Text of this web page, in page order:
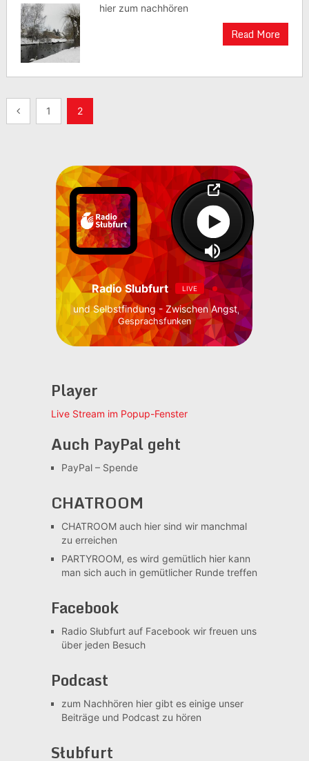
hier zum nachhören
Read More
Seitennummerierung
Beiträge
1 2
Radio Slubfurt LIVE
Solosex und Selbstfindung - Zwischen Angst, Solosex und
Gesprachsfunken
Player
Live Stream im Popup-Fenster
Auch PayPal geht
PayPal – Spende
CHATROOM
CHATROOMauch hier sind wir manchmal
zu erreichen
PARTYROOM, es wird gemütlichhier kann
man sich auch in gemütlicher Runde treffen
Facebook
Radio Słubfurt auf Facebook wir freuen uns
über jeden Besuch
Podcast
zum Nachhören hier gibt es einige unser
Beiträge und Podcast zu hören
Słubfurt